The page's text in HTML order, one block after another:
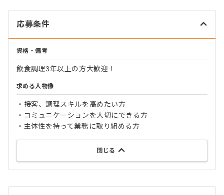
応募条件
資格・備考
飲食調理3年以上の方大歓迎！
求める人物像
・接客、調理スキルを高めたい方
・コミュニケーションを大切にできる方
・主体性を持って業務に取り組める方
閉じる